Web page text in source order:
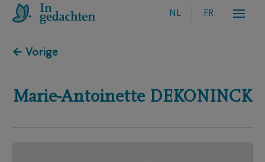
NL FR
← Vorige
Marie-Antoinette DEKONINCK